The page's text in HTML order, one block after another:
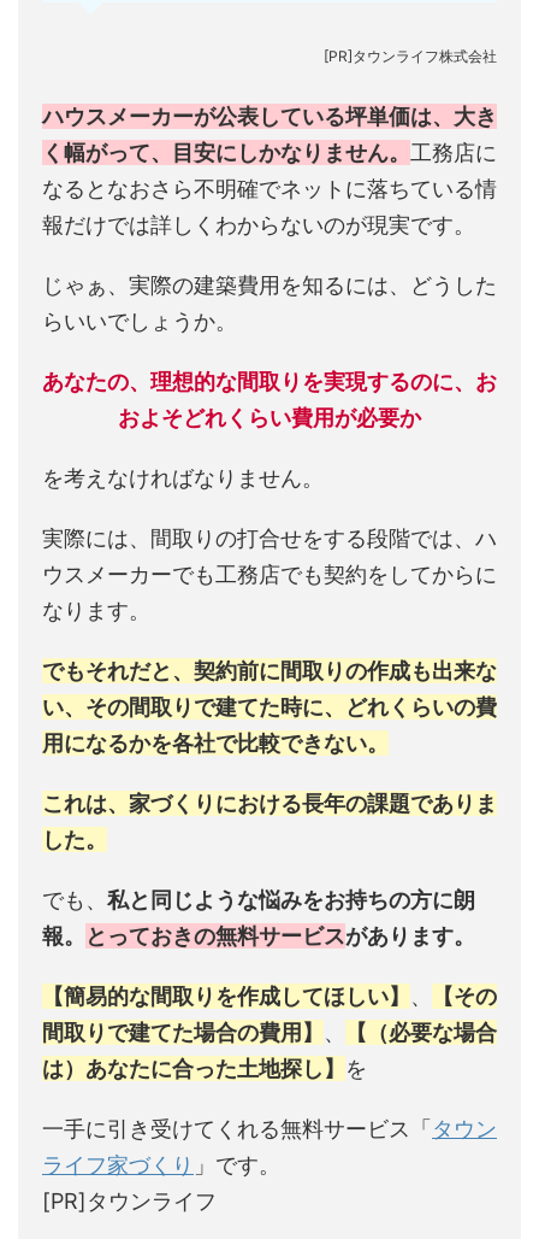
[PR]タウンライフ株式会社
ハウスメーカーが公表している坪単価は、大き
く幅がって、目安にしかなりません。 工務店に
なるとなおさら不明確でネットに落ちている情
報だけでは詳しくわからないのが現実です。
じゃぁ、実際の建築費用を知るには、どうした
らいいでしょうか。
あなたの、理想的な間取りを実現するのに、お
およそどれくらい費用が必要か
を考えなければなりません。
実際には、間取りの打合せをする段階では、ハ
ウスメーカーでも工務店でも契約をしてからに
なります。
でもそれだと、契約前に間取りの作成も出来な
い、その間取りで建てた時に、どれくらいの費
用になるかを各社で比較できない。
これは、家づくりにおける長年の課題でありま
した。
でも、 私と同じような悩みをお持ちの方に朗
報。
とっておきの無料サービスがあります。
【簡易的な間取りを作成してほしい】 、
【その
間取りで建てた場合の費用】 、
【（必要な場合
は）あなたに合った土地探し】 を
一手に引き受けてくれる無料サービス「 タウン
ライフ家づくり 」です。
[PR]タウンライフ